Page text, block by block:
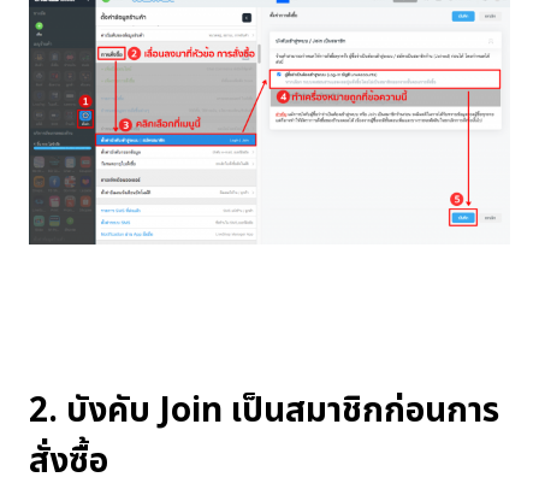
2. บังคับ Join เป็นสมาชิกก่อนการ
สั่งซื้อ